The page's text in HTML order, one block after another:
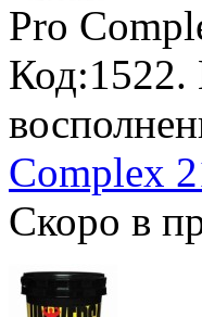
Pro
Код:1522.
Complex
Скоро в